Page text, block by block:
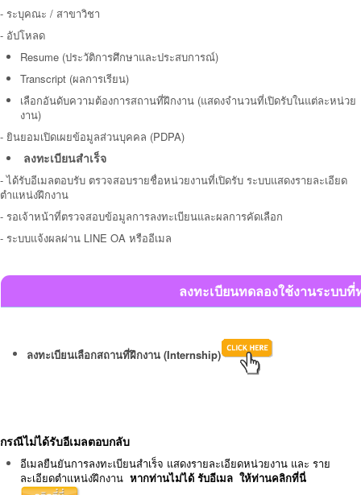
- ระบุคณะ / สาขาวิชา
- อัปโหลด
Resume (ประวัติการศึกษาและประสบการณ์)
Transcript (ผลการเรียน)
เลือกอันดับความต้องการสถานที่ฝึกงาน (แสดงจำนวนที่เปิดรับในแต่ละหน่วย
งาน)
- ยินยอมเปิดเผยข้อมูลส่วนบุคคล (PDPA)
ลงทะเบียนสำเร็จ
- ได้รับอีเมลตอบรับ ตรวจสอบรายชื่อหน่วยงานที่เปิดรับ ระบบแสดงรายละเอียด
ตำแหน่งฝึกงาน
- รอเจ้าหน้าที่ตรวจสอบข้อมูลการลงทะเบียนและผลการคัดเลือก
- ระบบแจ้งผลผ่าน LINE OA หรืออีเมล
ลงทะเบียนทดลองใช้งานระบบที่
ลงทะเบียนเลือกสถานที่ฝึกงาน (Internship)
กรณีไม่ได้รับอีเมลตอบกลับ
อีเมลยืนยันการลงทะเบียนสำเร็จ แสดงรายละเอียดหน่วยงาน และ ราย
ละเอียดตำแหน่งฝึกงาน หากท่านไม่ได้ รับอีเมล ให้ท่านคลิกที่นี่